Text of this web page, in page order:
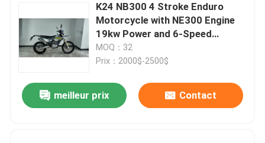
K24 NB300 4 Stroke Enduro
Motorcycle with NE300 Engine
19kw Power and 6-Speed
Transmission for Off-Road
Adventure
MOQ：32
Prix：2000$-2500$
meilleur prix Contact